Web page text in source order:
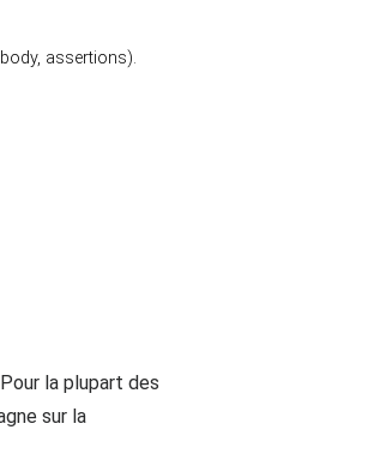
assertions).
la plupart des
sur la